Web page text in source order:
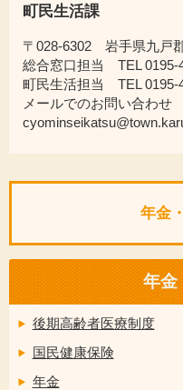
町民生活課
〒028-6302 岩手県九戸
総合窓口担当 TEL 0195-
町民生活担当 TEL 0195-
メールでのお問い合わせ
年金
年金
後期高齢者医療制度
国民健康保険
年金